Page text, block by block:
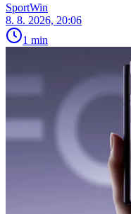
SportWin
8. 8. 2026, 20:06
1 min